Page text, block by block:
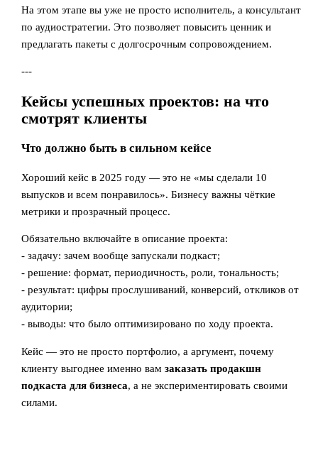
На этом этапе вы уже не просто исполнитель, а консультант
по аудиостратегии. Это позволяет повысить ценник и
предлагать пакеты с долгосрочным сопровождением.
---
Кейсы успешных проектов: на что
смотрят клиенты
Что должно быть в сильном кейсе
Хороший кейс в 2025 году — это не «мы сделали 10
выпусков и всем понравилось». Бизнесу важны чёткие
метрики и прозрачный процесс.
Обязательно включайте в описание проекта:
- задачу: зачем вообще запускали подкаст;
- решение: формат, периодичность, роли, тональность;
- результат: цифры прослушиваний, конверсий, откликов от
аудитории;
- выводы: что было оптимизировано по ходу проекта.
Кейс — это не просто портфолио, а аргумент, почему
клиенту выгоднее именно вамзаказать продакшн
подкаста для бизнеса, а не экспериментировать своими
силами.